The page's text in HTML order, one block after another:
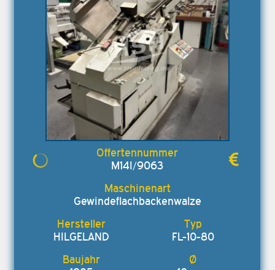
M14I/9063
Gewindeflachbackenwalze
HILGELAND FL-10-80